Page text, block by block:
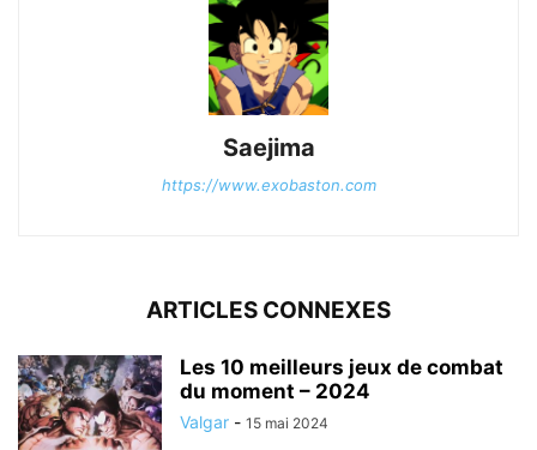
Saejima
https://www.exobaston.com
ARTICLES CONNEXES
Les 10 meilleurs jeux de combat
du moment – 2024
Valgar - 15 mai 2024